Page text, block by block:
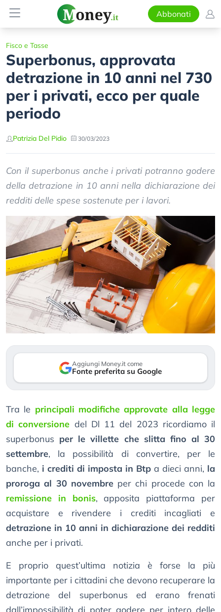
Abbonati
Fisco e Tasse
Superbonus, approvata
detrazione in 10 anni nel 730
per i privati, ecco per quale
periodo
Patrizia Del Pidio 30/03/2023
Con il superbonus anche i privati potranno godere
della detrazione in 10 anni nella dichiarazione dei
redditi delle spese sostenute per i lavori.
Aggiungi Money.it come
Fonte preferita su Google
Tra le principali modifiche approvate alla legge
di conversione del Dl 11 del 2023 ricordiamo il
superbonus per le villette che slitta fino al 30
settembre, la possibilità di convertire, per le
banche, i crediti di imposta in Btp a dieci anni, la
proroga al 30 novembre per chi procede con la
remissione in bonis, apposita piattaforma per
acquistare e rivendere i crediti incagliati e
detrazione in 10 anni in dichiarazione dei redditi
anche per i privati.
E proprio quest’ultima notizia è forse la più
importante per i cittadini che devono recuperare la
detrazione del superbonus ed erano frenati